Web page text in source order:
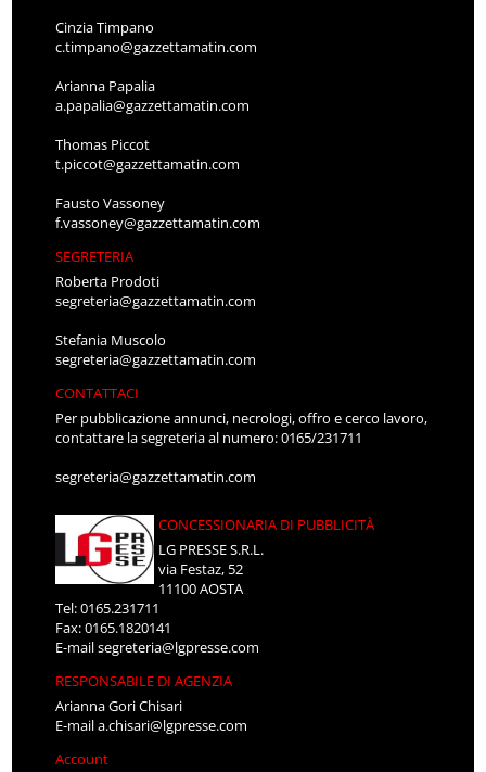
Cinzia Timpano
c.timpano@gazzettamatin.com
Arianna Papalia
a.papalia@gazzettamatin.com
Thomas Piccot
t.piccot@gazzettamatin.com
Fausto Vassoney
f.vassoney@gazzettamatin.com
SEGRETERIA
Roberta Prodoti
segreteria@gazzettamatin.com
Stefania Muscolo
segreteria@gazzettamatin.com
CONTATTACI
Per pubblicazione annunci, necrologi, offro e cerco lavoro,
contattare la segreteria al numero: 0165/231711
segreteria@gazzettamatin.com
CONCESSIONARIA DI PUBBLICITÀ
LG PRESSE S.R.L.
via Festaz, 52
11100 AOSTA
Tel: 0165.231711
Fax: 0165.1820141
E-mailsegreteria@lgpresse.com
RESPONSABILE DI AGENZIA
Arianna Gori Chisari
E-maila.chisari@lgpresse.com
Account